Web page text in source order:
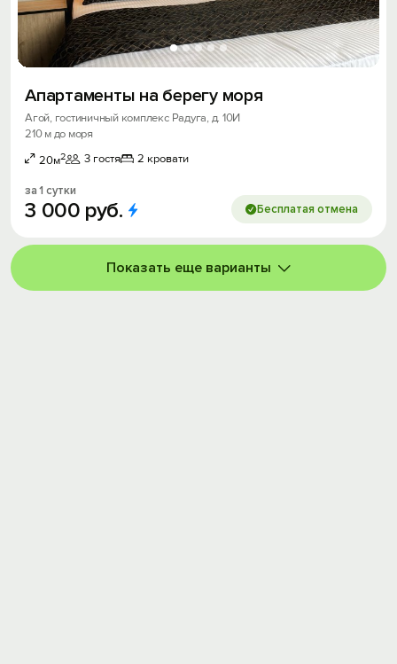
Апартаменты на берегу моря
Агой, гостиничный комплекс Радуга, д. 10И
210 м до моря
20м2 3 гостя 2 кровати
за 1 сутки
3 000 руб. Бесплатая отмена
Показать еще варианты